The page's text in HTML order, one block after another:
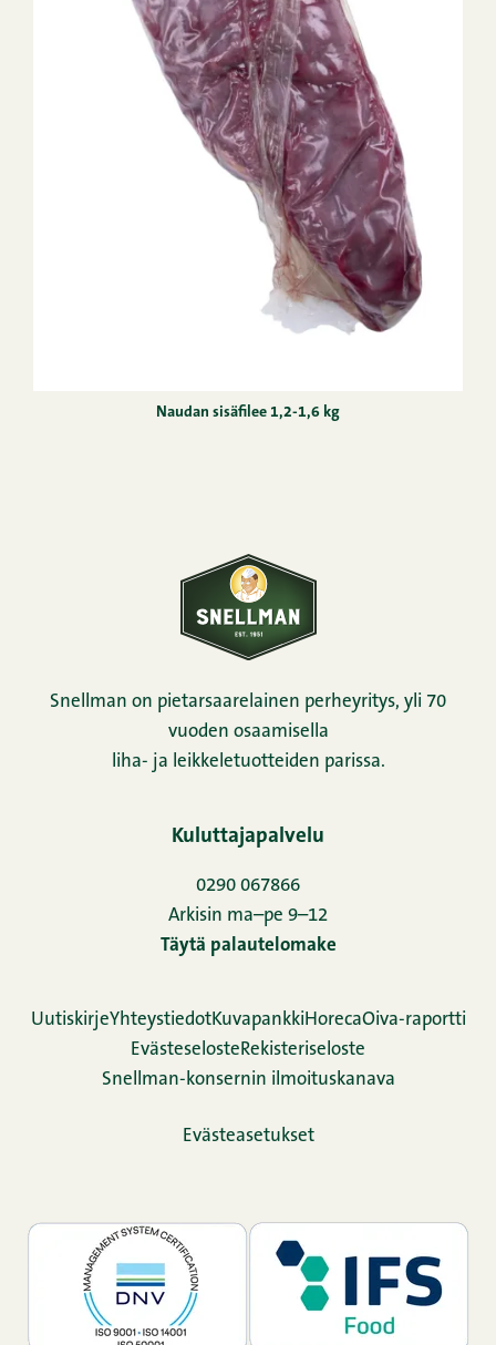
Naudan sisäfilee 1,2-1,6 kg
Snellman on pietarsaarelainen perheyritys, yli 70
vuoden osaamisella
liha- ja leikkeletuotteiden parissa.
Kuluttajapalvelu
0290 067866
Arkisin ma–pe 9–12
Täytä palautelomake
UutiskirjeYhteystiedotKuvapankki HorecaOiva-raportti
Evästeseloste Rekisteriseloste
Snellman-konsernin ilmoituskanava
Evästeasetukset